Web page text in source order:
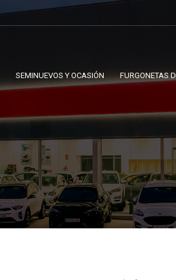
SEMINUEVOS Y OCASIÓN FURGONETAS